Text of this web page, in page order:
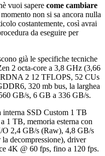
vuoi sapere come cambiare
non si sa ancora nulla
costantemente, così avrai
da eseguire per
già le specifiche tecniche
2 octa-core a 3,8 GHz (3,66
2 12 TFLOPS, 52 CUs
320 mb bus, la larghea
GB/s, 6 GB a 336 GB/s.
interna SSD Custom 1 TB
1 TB, memoria esterna con
2,4 GB/s (Raw), 4,8 GB/s
decompressione), driver
4K @ 60 fps, fino a 120 fps.